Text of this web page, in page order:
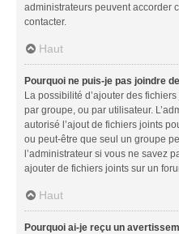
administrateurs peuvent accorder
contacter.
Haut
Pourquoi ne puis-je pas joindre
La possibilité d’ajouter des
par groupe, ou par utilisateur.
autorisé l’ajout de fichiers joints
ou peut-être que seul un groupe
l’administrateur si vous ne savez
ajouter de fichiers joints sur un
Haut
Pourquoi ai-je reçu un